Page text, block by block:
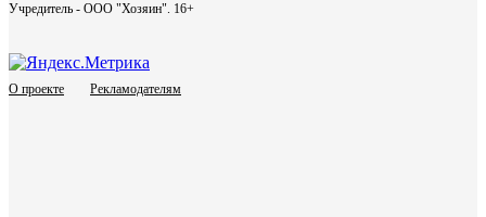
Учредитель - ООО "Хозяин". 16+
О проекте Рекламодателям